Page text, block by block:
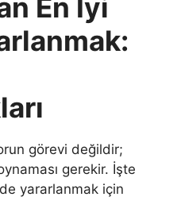
En İyi
görevi değildir;
gerekir. İşte
yararlanmak için